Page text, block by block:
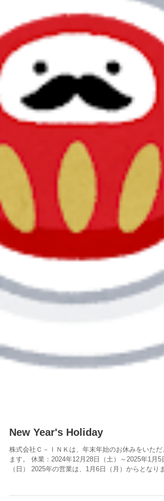
New Year's Holiday
（日） 2025年の営業は、1月6日（月）からとなりま